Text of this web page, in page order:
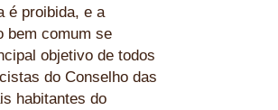
é proibida, e a
bem comum se
objetivo de todos
do Conselho das
habitantes do